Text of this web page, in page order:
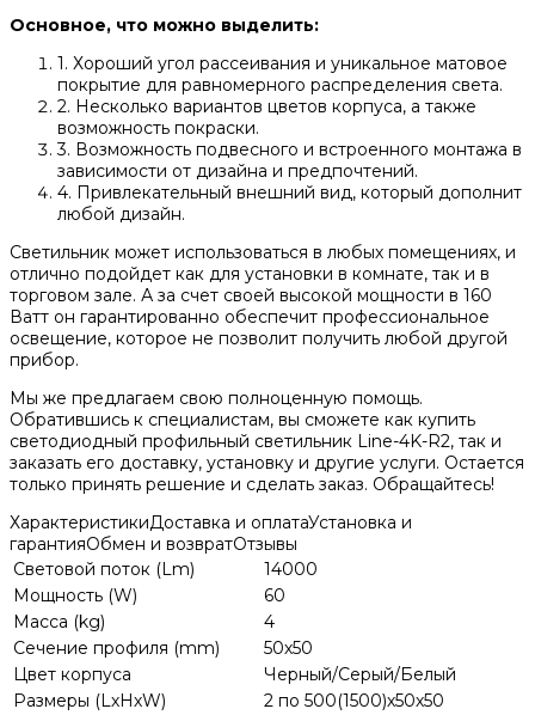
Основное, что можно выделить:
1. Хороший угол рассеивания и уникальное матовое
покрытие для равномерного распределения света.
2. Несколько вариантов цветов корпуса, а также
возможность покраски.
3. Возможность подвесного и встроенного монтажа в
зависимости от дизайна и предпочтений.
4. Привлекательный внешний вид, который дополнит
любой дизайн.
Светильник может использоваться в любых помещениях, и
отлично подойдет как для установки в комнате, так и в
торговом зале. А за счет своей высокой мощности в 160
Ватт он гарантированно обеспечит профессиональное
освещение, которое не позволит получить любой другой
прибор.
Мы же предлагаем свою полноценную помощь.
Обратившись к специалистам, вы сможете как купить
светодиодный профильный светильник Line-4K-R2, так и
заказать его доставку, установку и другие услуги. Остается
только принять решение и сделать заказ. Обращайтесь!
ХарактеристикиДоставка и оплатаУстановка и
гарантияОбмен и возвратОтзывы
Световой поток (Lm)
14000
Мощность (W)
60
Масса (kg)
4
Сечение профиля (mm)
50х50
Цвет корпуса
Черный/Серый/Белый
Размеры (LхHхW)
2 по 500(1500)х50х50